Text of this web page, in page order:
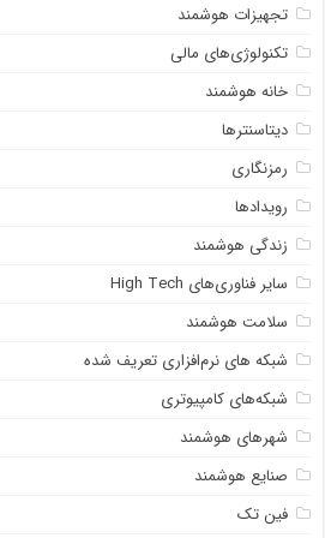
تجهیزات هوشمند
تکنولوژی‌های مالی
خانه هوشمند
دیتاسنترها
رمزنگاری
رویدادها
زندگی هوشمند
سایر فناوری‌های High Tech
سلامت هوشمند
شبکه ‌های نرم‌افزاری تعریف شده
شبکه‌های کامپیوتری
شهرهای هوشمند
صنایع هوشمند
فین تک